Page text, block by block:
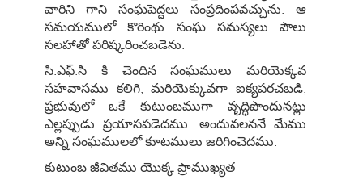
వారిని గాని సంఘపెద్దలు సంప్రదింపవచ్చును. ఆ
సమయములో కొరింథు సంఘ సమస్యలు పౌలు
సలహాతో పరిష్కరించబడెను.
సి.ఎఫ్.సి కి చెందిన సంఘములు మరియెక్కవ
సహవాసము కలిగి, మరియెక్కువగా ఐక్యపరచబడి,
ప్రభువులో ఒకే కుటుంబముగా వృద్ధిపొందునట్లు
ఎల్లప్పుడు ప్రయాసపడెదము. అందువలననే మేము
అన్ని సంఘములలో కూటములు జరిగించెదము.
కుటుంబ జీవితము యొక్క ప్రాముఖ్యత